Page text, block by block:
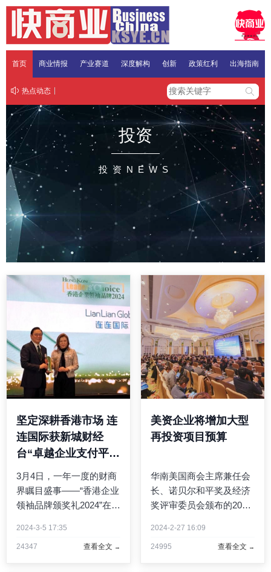
首页 商业情报 产业赛道 深度解构 创新 政策红利 出海指南
热点动态
投资
投资NEWS
坚定深耕香港市场 连
连国际获新城财经
台“卓越企业支付平台
服务品牌”奖
3月4日，一年一度的财商
界瞩目盛事——“香港企业
领袖品牌颁奖礼2024”在香
牌。连连国际荣膺“卓越企
2024-3-5 17:35
24347 查看全文
美资企业将增加大型
再投资项目预算
华南美国商会主席兼任会
长、诺贝尔和平奖及经济
奖评审委员会颁布的2017
隆•马斯克、Durreen
2024-2-27 16:09
24995 查看全文